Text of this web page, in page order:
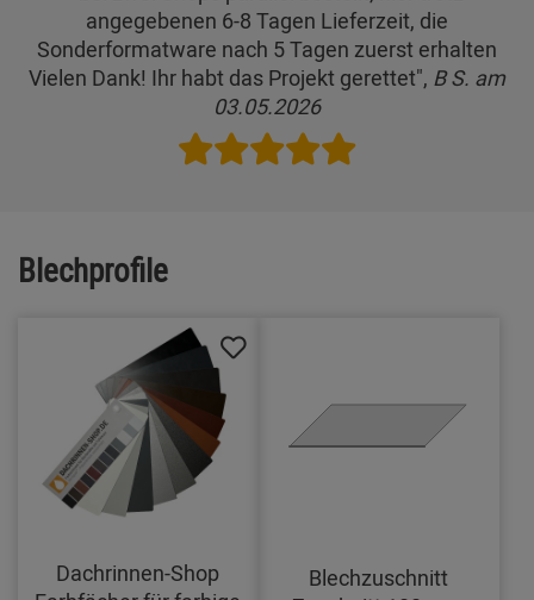
angegebenen 6-8 Tagen Lieferzeit, die
Sonderformatware nach 5 Tagen zuerst erhalten
Vielen Dank! Ihr habt das Projekt gerettet", B S. am
03.05.2026
Blechprofile
Dachrinnen-Shop
Blechzuschnitt